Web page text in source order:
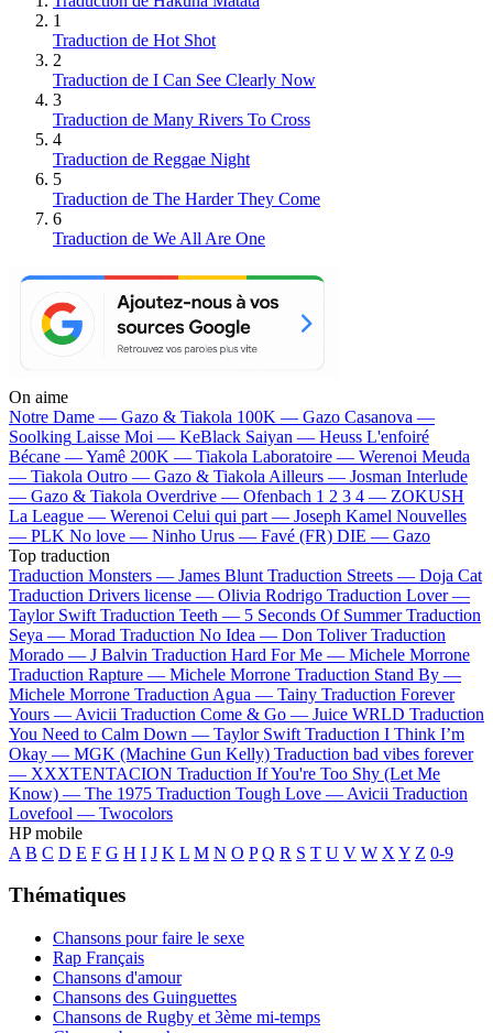
1
Traduction de Hot Shot
2
Traduction de I Can See Clearly Now
3
Traduction de Many Rivers To Cross
4
Traduction de Reggae Night
5
Traduction de The Harder They Come
6
Traduction de We All Are One
On aime
Notre Dame — Gazo & Tiakola 100K — Gazo Casanova —
Soolking Laisse Moi — KeBlack Saiyan — Heuss L'enfoiré
Bécane —Yamê 200K — Tiakola Laboratoire — Werenoi Meuda
— Tiakola Outro — Gazo & Tiakola Ailleurs — Josman Interlude
— Gazo & Tiakola Overdrive — Ofenbach 1 2 3 4 — ZOKUSH
La League — Werenoi Celui qui part — Joseph Kamel Nouvelles
— PLK No love — Ninho Urus — Favé (FR) DIE — Gazo
Top traduction
Traduction Monsters — James Blunt Traduction Streets — Doja Cat
Traduction Drivers license — Olivia Rodrigo Traduction Lover —
Taylor Swift Traduction Teeth — 5 Seconds Of Summer Traduction
Seya — Morad Traduction No Idea — Don Toliver Traduction
Morado — J Balvin Traduction Hard For Me — Michele Morrone
Traduction Rapture — Michele Morrone Traduction Stand By —
Michele Morrone Traduction Agua — Tainy Traduction Forever
Yours — Avicii Traduction Come & Go — Juice WRLD Traduction
You Need to Calm Down — Taylor Swift Traduction I Think I’m
Okay — MGK (Machine Gun Kelly) Traduction bad vibes forever
— XXXTENTACION Traduction If You're Too Shy (Let Me
Know) — The 1975 Traduction Tough Love — Avicii Traduction
Lovefool — Twocolors
HP mobile
A B C D E F G H I J K L M N O P Q R S T U V W X Y Z 0-9
Thématiques
Chansons pour faire le sexe
Rap Français
Chansons d'amour
Chansons des Guinguettes
Chansons de Rugby et 3ème mi-temps